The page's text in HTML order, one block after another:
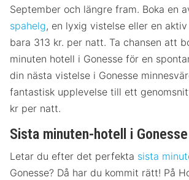
September och längre fram. Boka en
spahelg, en lyxig vistelse eller en
bara 313 kr. per natt. Ta chansen att
minuten hotell i Gonesse för en
din nästa vistelse i Gonesse
fantastisk upplevelse till ett
kr per natt.
Sista minuten-hotell i Gonesse
Letar du efter det perfekta sista
Gonesse? Då har du kommit rätt! På